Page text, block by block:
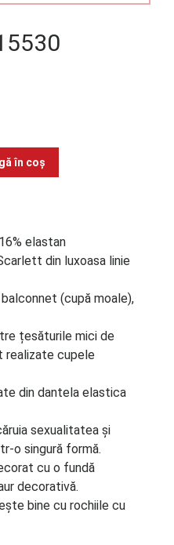
în coș
elastan
din luxoasa linie
(cupă moale),
țesăturile mici de
realizate cupele
din dantela elastica
sexualitatea și
o singură formă.
cu o fundă
decorativă.
bine cu rochiile cu